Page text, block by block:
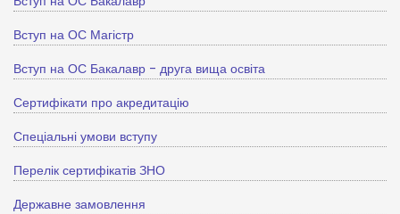
Вступ на ОС Магістр
Вступ на ОС Бакалавр - друга вища освіта
Сертифікати про акредитацію
Спеціальні умови вступу
Перелік сертифікатів ЗНО
Державне замовлення